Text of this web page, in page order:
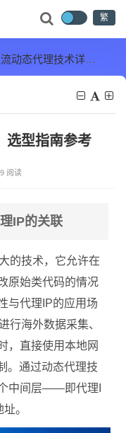
繁
代理技术详解，选型指南参考
选型指南参考
阅读
IP的关联
的技术，它允许在
原始类代码的情况
与代理IP的应用场
行海外数据采集、
，直接使用本地网
。通过动态代理技
中间层——即代理I
。